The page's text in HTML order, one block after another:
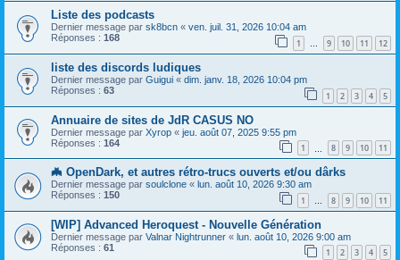
Liste des podcasts
Dernier message par sk8bcn « ven. juil. 31, 2026 10:04 am
Réponses : 168 1 … 9 10 11 12
liste des discords ludiques
Dernier message par Guigui « dim. janv. 18, 2026 10:04 pm
Réponses : 63 1 2 3 4 5
Annuaire de sites de JdR CASUS NO
Dernier message par Xyrop « jeu. août 07, 2025 9:55 pm
Réponses : 164 1 8 9 10 11
🦇 OpenDark, et autres rétro-trucs ouverts et/ou dârks
Dernier message par soulclone « lun. août 10, 2026 9:30 am
Réponses : 150 1 … 8 9 10 11
[WIP] Advanced Heroquest - Nouvelle Génération
Dernier message par Valnar Nightrunner « lun. août 10, 2026 9:00 am
Réponses : 61 1 2 3 4 5